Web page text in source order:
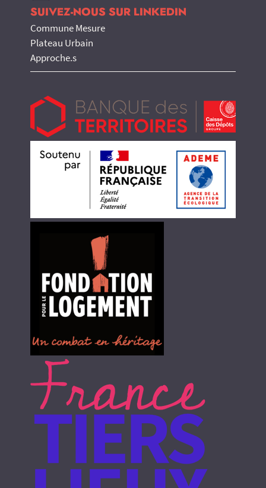
SUIVEZ-NOUS SUR LINKEDIN
Commune Mesure
Plateau Urbain
Approche.s